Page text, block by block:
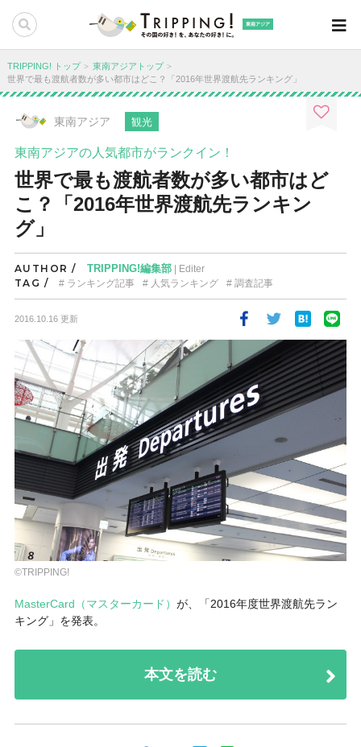
東南アジア
TRIPPING! トップ
東南アジアトップ
世界で最も渡航者数が多い都市はどこ？「2016年世界渡航先ランキング」
東南アジア 観光
東南アジアの人気都市がランクイン！
世界で最も渡航者数が多い都市はど
こ？「2016年世界渡航先ランキン
グ」
AUTHOR / TRIPPING!編集部| Editer
TAG / ランキング記事 人気ランキング 調査記事
2016.10.16 更新
©TRIPPING!
MasterCard（マスターカード） が、「2016年度世界渡航先ラン
キング」を発表。
本文を読む